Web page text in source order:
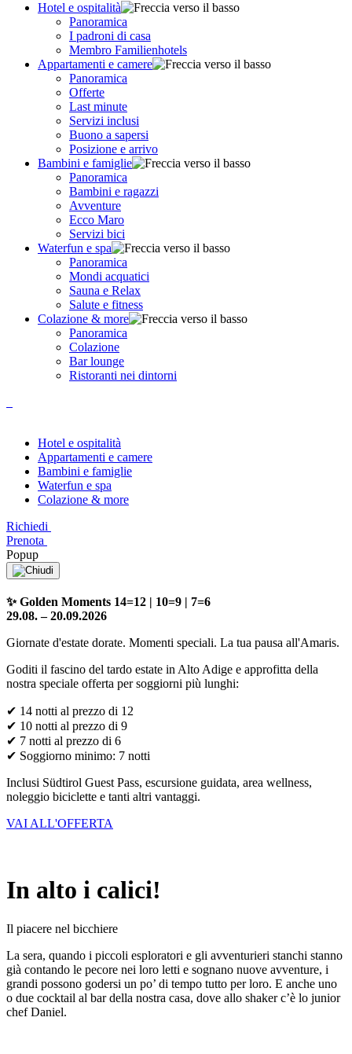
Hotel e ospitalità
Panoramica
I padroni di casa
Membro Familienhotels
Appartamenti e camere
Panoramica
Offerte
Last minute
Servizi inclusi
Buono a sapersi
Posizione e arrivo
Bambini e famiglie
Panoramica
Bambini e ragazzi
Avventure
Ecco Maro
Servizi bici
Waterfun e spa
Panoramica
Mondi acquatici
Sauna e Relax
Salute e fitness
Colazione & more
Panoramica
Colazione
Bar lounge
Ristoranti nei dintorni
Hotel e ospitalità
Appartamenti e camere
Bambini e famiglie
Waterfun e spa
Colazione & more
Richiedi
Prenota
Popup
✨ Golden Moments 14=12 | 10=9 | 7=6
29.08. – 20.09.2026
Giornate d'estate dorate. Momenti speciali. La tua pausa all'Amaris.
Goditi il fascino del tardo estate in Alto Adige e approfitta della
nostra speciale offerta per soggiorni più lunghi:
✔ 14 notti al prezzo di 12
✔ 10 notti al prezzo di 9
✔ 7 notti al prezzo di 6
✔ Soggiorno minimo: 7 notti
Inclusi Südtirol Guest Pass, escursione guidata, area wellness,
noleggio biciclette e tanti altri vantaggi.
VAI ALL'OFFERTA
In alto i calici!
Il piacere nel bicchiere
La sera, quando i piccoli esploratori e gli avventurieri stanchi stanno
già contando le pecore nei loro letti e sognano nuove avventure, i
grandi possono godersi un po’ di tempo tutto per loro. E anche uno
o due cocktail al bar della nostra casa, dove allo shaker c’è lo junior
chef Daniel.